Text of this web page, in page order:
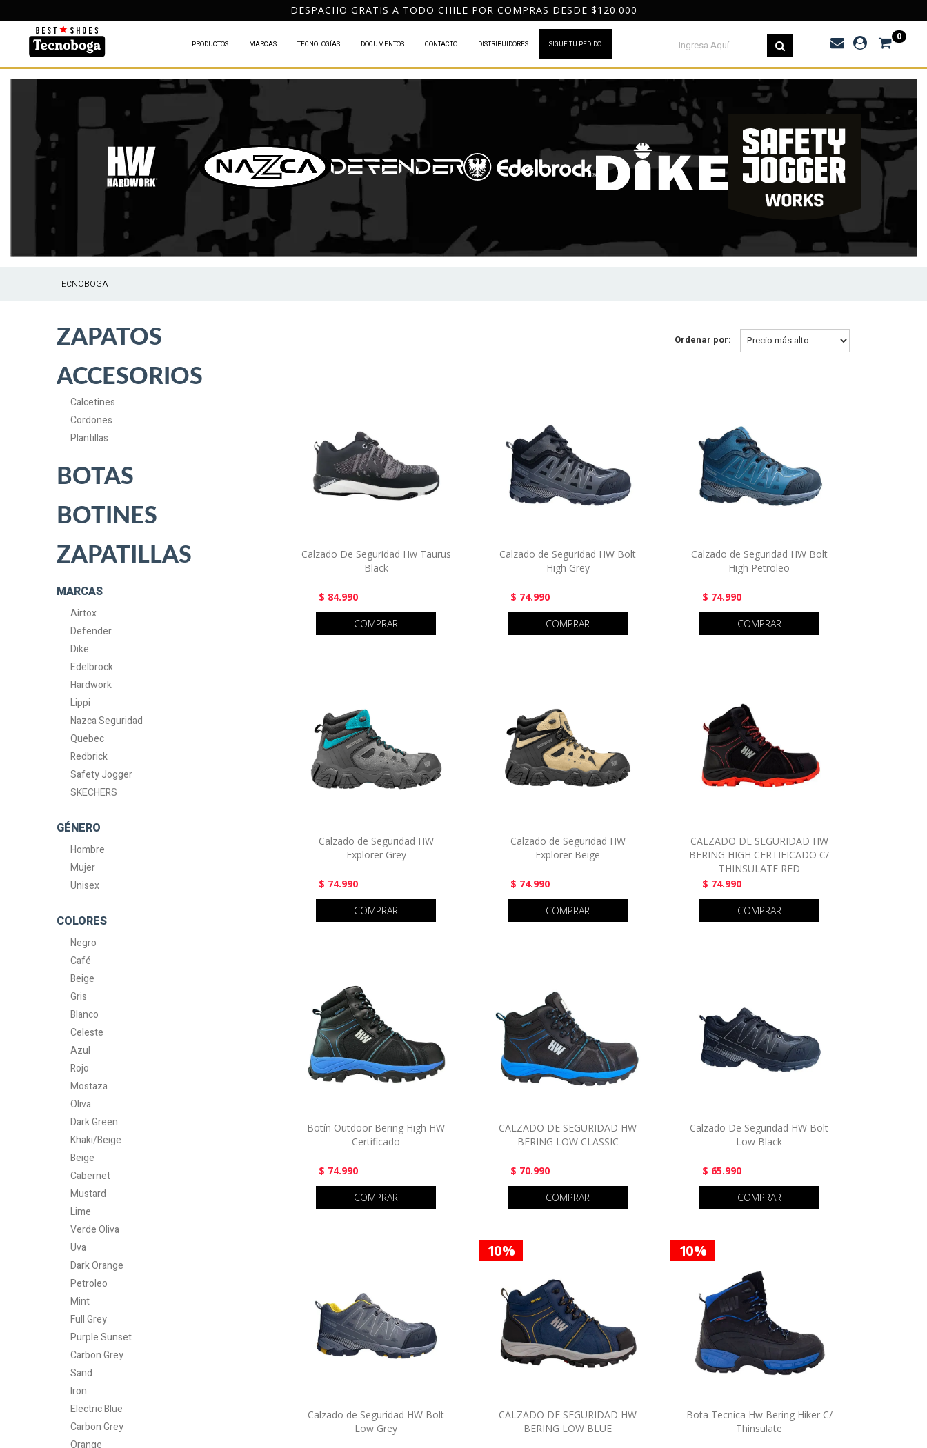
DESPACHO GRATIS A TODO CHILE POR COMPRAS DESDE $120.000
PRODUCTOS MARCAS TECNOLOGÍAS DOCUMENTOS CONTACTO DISTRIBUIDORES SIGUE TU PEDIDO
0
TECNOBOGA
ZAPATOS
ACCESORIOS
Calcetines
Cordones
Plantillas
BOTAS
BOTINES
ZAPATILLAS
MARCAS
Airtox
Defender
Dike
Edelbrock
Hardwork
Lippi
Nazca Seguridad
Quebec
Redbrick
Safety Jogger
SKECHERS
GÉNERO
Hombre
Mujer
Unisex
COLORES
Negro
Café
Beige
Gris
Blanco
Celeste
Azul
Rojo
Mostaza
Oliva
Dark Green
Khaki/Beige
Beige
Cabernet
Mustard
Lime
Verde Oliva
Uva
Dark Orange
Petroleo
Mint
Full Grey
Purple Sunset
Carbon Grey
Sand
Iron
Electric Blue
Carbon Grey
Orange
Ordenar por:
Calzado De Seguridad Hw Taurus
Black
$ 84.990
COMPRAR
Calzado de Seguridad HW Bolt
High Grey
$ 74.990
COMPRAR
Calzado de Seguridad HW Bolt
High Petroleo
$ 74.990
COMPRAR
Calzado de Seguridad HW
Explorer Grey
$ 74.990
COMPRAR
Calzado de Seguridad HW
Explorer Beige
$ 74.990
COMPRAR
CALZADO DE SEGURIDAD HW
BERING HIGH CERTIFICADO C/
THINSULATE RED
$ 74.990
COMPRAR
Botín Outdoor Bering High HW
Certificado
$ 74.990
COMPRAR
CALZADO DE SEGURIDAD HW
BERING LOW CLASSIC
$ 70.990
COMPRAR
Calzado De Seguridad HW Bolt
Low Black
$ 65.990
COMPRAR
Calzado de Seguridad HW Bolt
Low Grey
10 %
CALZADO DE SEGURIDAD HW
BERING LOW BLUE
10 %
Bota Tecnica Hw Bering Hiker C/
Thinsulate